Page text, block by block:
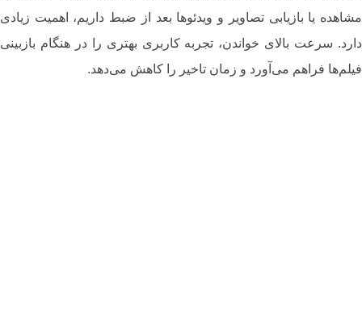
مشاهده یا بازیابی تصاویر و ویدئوها بعد از ضبط داریم، اهمیت زیادی
دارد. سرعت بالای خواندن، تجربه کاربری بهتری را در هنگام بازبینی
فیلم‌ها فراهم می‌آورد و زمان تاخیر را کاهش می‌دهد.